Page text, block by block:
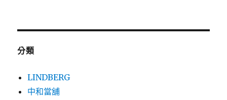
分類
LINDBERG
中和當舖